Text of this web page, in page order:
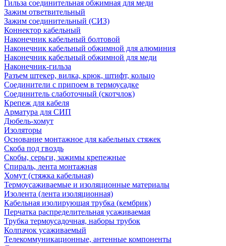
Гильза соединительная обжимная для меди
Зажим ответвительный
Зажим соединительный (СИЗ)
Коннектор кабельный
Наконечник кабельный болтовой
Наконечник кабельный обжимной для алюминия
Наконечник кабельный обжимной для меди
Наконечник-гильза
Разъем штекер, вилка, крюк, штифт, кольцо
Соединители с припоем в термоусадке
Соединитель слаботочный (скотчлок)
Крепеж для кабеля
Арматура для СИП
Дюбель-хомут
Изоляторы
Основание монтажное для кабельных стяжек
Скоба под гвоздь
Скобы, серьги, зажимы крепежные
Спираль, лента монтажная
Хомут (стяжка кабельная)
Термоусаживаемые и изоляционные материалы
Изолента (лента изоляционная)
Кабельная изолирующая трубка (кембрик)
Перчатка распределительная усаживаемая
Трубка термоусадочная, наборы трубок
Колпачок усаживаемый
Телекоммуникационные, антенные компоненты